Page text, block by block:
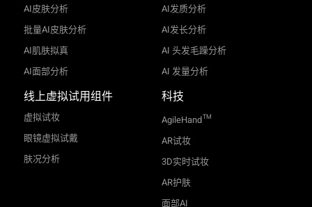
AI皮肤分析
批量AI皮肤分析
AI肌肤拟真
AI面部分析
AI发质分析
AI发长分析
AI 头发毛躁分析
AI 发量分析
线上虚拟试用组件
虚拟试妆
眼镜虚拟试戴
肤况分析
科技
AgileHandTM
AR试妆
3D实时试妆
AR护肤
面部AI